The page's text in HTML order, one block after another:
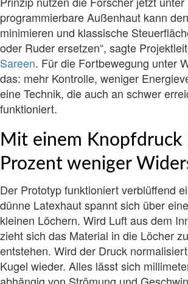
programmierbare Außenhaut kann
minimieren und klassische
oder Ruder ersetzen“, sagte
Sareen. Für die Fortbewegung unter
das: mehr Kontrolle, weniger
eine Technik, die auch an schwer
funktioniert.
Mit einem Knopfdruck
Prozent weniger
Der Prototyp funktioniert verblüffend
dünne Latexhaut spannt sich über
kleinen Löchern. Wird Luft aus dem
zieht sich das Material in die Löcher
entstehen. Wird der Druck
Kugel wieder. Alles lässt sich
abhängig von Strömung und